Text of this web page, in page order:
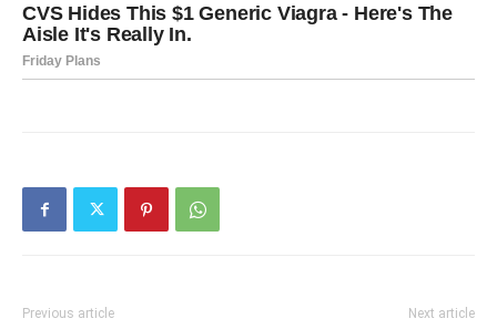
Previous article Next article